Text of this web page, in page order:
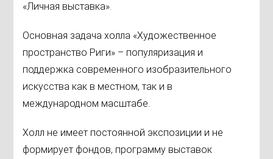
«Личная выставка».
Основная задача холла «Художественное
пространство Риги» – популяризация и
поддержка современного изобразительного
искусства как в местном, так и в
международном масштабе.
Холл не имеет постоянной экспозиции и не
формирует фондов, программу выставок